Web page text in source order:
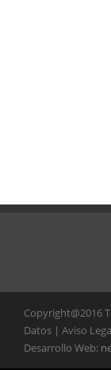
Copyright@2016
Datos | Aviso
Desarrollo Web: